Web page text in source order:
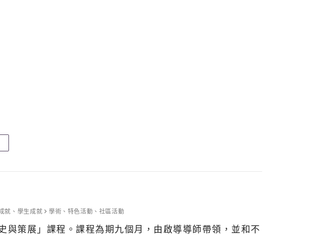
就 、 學生成就 學術 、 特色活動 、 社區活動
策展」課程。課程為期九個月，由啟導導師帶領，並和不